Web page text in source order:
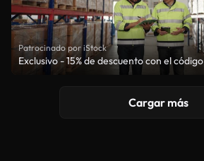
Patrocinado por iStock
Exclusivo - 15% de descuento con el código
Cargar más